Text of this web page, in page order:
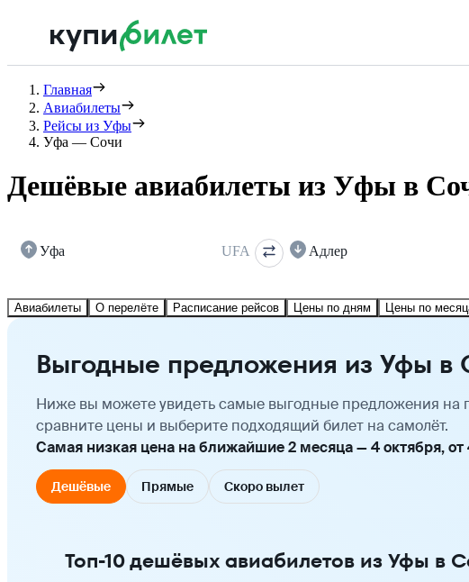
Главная
Авиабилеты
Рейсы из Уфы
Уфа — Сочи
Дешёвые авиабилеты из Уфы в
Уфа UFA Адлер
Авиабилеты О перелёте Расписание рейсов Цены по дням Цены по
Выгодные предложения из Уфы в
Ниже вы можете увидеть самые выгодные предложения
сравните цены и выберите подходящий билет на самолёт.
Самая низкая цена на ближайшие 2 месяца — 4 октября, от
Дешёвые Прямые Скоро вылет
Топ-10 дешёвых авиабилетов из Уфы в